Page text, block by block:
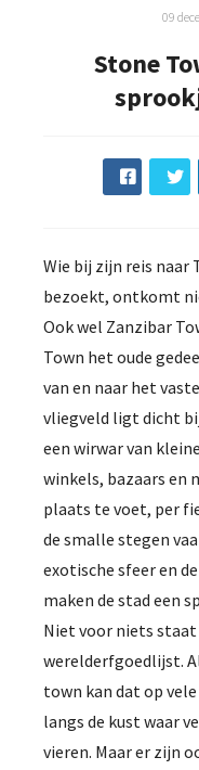
09
Stone
Wie bij zijn reis naar
bezoekt, ontkomt
Ook wel Zanzibar
Town het oude
van en naar het
vliegveld ligt dicht
een wirwar van
winkels, bazaars en
plaats te voet, per
de smalle stegen
exotische sfeer en
maken de stad een
Niet voor niets staat
werelderfgoedlijst.
town kan dat op
langs de kust waar
vieren. Maar er zijn